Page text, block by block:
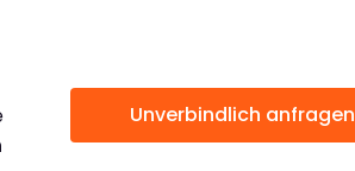
Unverbindlich anfragen